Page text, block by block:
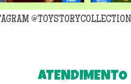
@TOYSTORYCOLLECTION
ATENDIMENTO